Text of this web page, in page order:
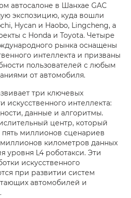
автосалоне в Шанхае GAC
экспозицию, куда вошли
Hycan и Haobo, Lingcheng, а
с Honda и Toyota. Четыре
рынка оснащены
интеллекта и призваны
пользователей с любым
от автомобиля.
три ключевых
искусственного интеллекта:
данные и алгоритмы.
центр, который
пять миллионов сценариев
километров данных
уровня L4 роботакси. Эти
искусственного
при развитии систем
автомобилей и